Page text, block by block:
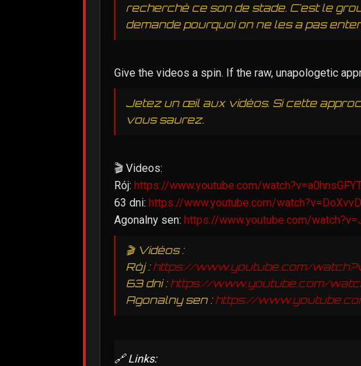
recherché ce son de stade. C'est le
demande pourquoi on ne les a pas
Give the videos a spin. If the raw, unapologetic
Jetez un œil aux vidéos. Si cette
vous saurez.
🎬 Videos:
Rój: https://www.youtube.com/
63 dni: https://www.youtube.com/
Agonalny sen: https://www.youtube.com/
🎬 Vidéos :
Rój :https://www.youtube.com/
63 dni :https://www.youtube.com/
Agonalny sen :https://
🔗 Links: